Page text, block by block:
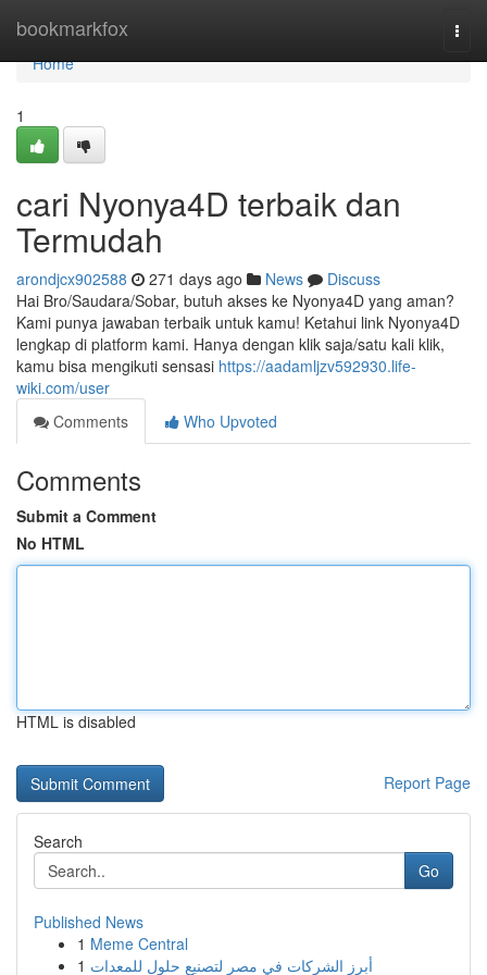
bookmarkfox
Home
Home
1
cari Nyonya4D terbaik dan
Termudah
arondjcx902588 271 days ago News
Discuss
Hai Bro/Saudara/Sobar, butuh akses ke Nyonya4D yang aman?
Kami punya jawaban terbaik untuk kamu! Ketahui link Nyonya4D
lengkap di platform kami. Hanya dengan klik saja/satu kali klik,
kamu bisa mengikuti sensasi https://aadamljzv592930.life-
wiki.com/user
Comments
Who Upvoted
Comments
Submit a Comment
No HTML
HTML is disabled
Report Page
Search
Go
Published News
1 Meme Central
1 أبرز الشركات في مصر لتصنيع حلول للمعدات